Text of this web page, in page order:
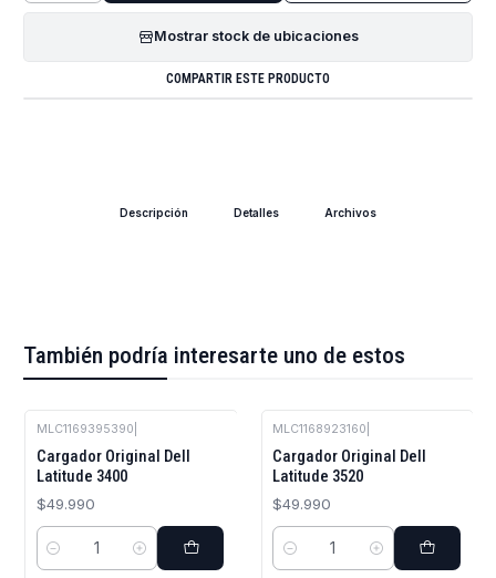
Mostrar stock de ubicaciones
COMPARTIR ESTE PRODUCTO
Descripción Detalles Archivos
También podría interesarte uno de estos
MLC1169395390
Cargador Original Dell
Latitude 3400
$49.990
Cantidad
MLC1168923160
Cargador Original Dell
Latitude 3520
$49.990
Cantidad